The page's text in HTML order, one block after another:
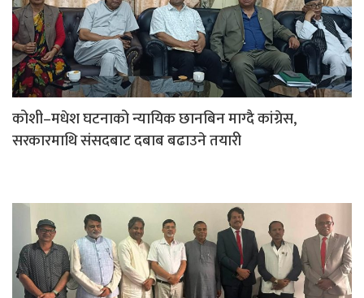
कोशी–मधेश घटनाको न्यायिक छानबिन माग्दै कांग्रेस,
सरकारमाथि संसदबाट दबाब बढाउने तयारी